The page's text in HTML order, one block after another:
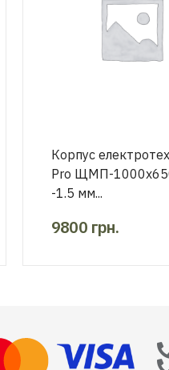
Корпус
Pro ЩМП-
-1.5 мм...
9800 грн.